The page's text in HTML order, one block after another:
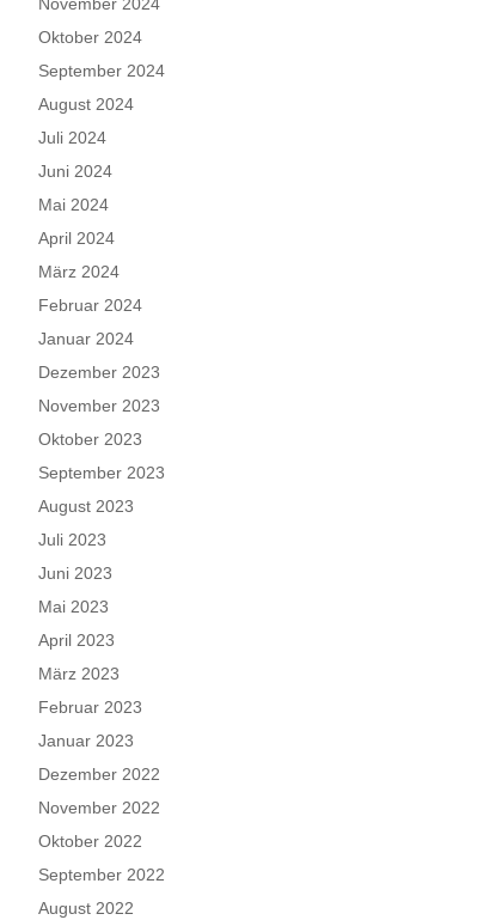
Oktober 2024
September 2024
August 2024
Juli 2024
Juni 2024
Mai 2024
April 2024
März 2024
Februar 2024
Januar 2024
Dezember 2023
November 2023
Oktober 2023
September 2023
August 2023
Juli 2023
Juni 2023
Mai 2023
April 2023
März 2023
Februar 2023
Januar 2023
Dezember 2022
November 2022
Oktober 2022
September 2022
August 2022